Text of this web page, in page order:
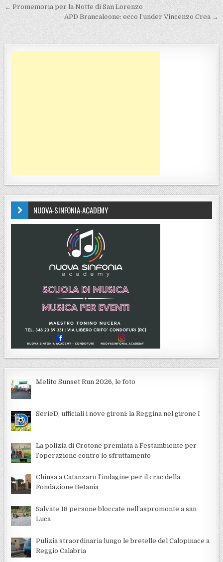
Navigazione articoli
← Promemoria per la Notte di San Lorenzo
APD Brancaleone: ecco l’under Vincenzo Crea →
NUOVA-SINFONIA-ACADEMY
Melito Sunset Run 2026, le foto
SerieD, ufficiali i nove gironi: la Reggina nel girone I
La polizia di Crotone premiata a Festambiente per
l’operazione contro lo sfruttamento
Chiusa a Catanzaro l’indagine per il crac della
Fondazione Betania
Salvate 18 persone bloccate nell’aspromonte a san
Luca
Pulizia straordinaria lungo le bretelle del Calopinace a
Reggio Calabria